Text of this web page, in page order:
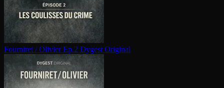
Fourniret / Olivier Ep.2 Dygest Original